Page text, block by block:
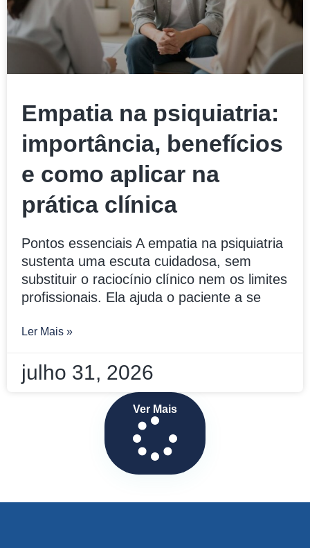
Empatia na psiquiatria:
importância, benefícios
e como aplicar na
prática clínica
Pontos essenciais A empatia na psiquiatria
sustenta uma escuta cuidadosa, sem
substituir o raciocínio clínico nem os limites
profissionais. Ela ajuda o paciente a se
Ler Mais »
julho 31, 2026
Ver Mais